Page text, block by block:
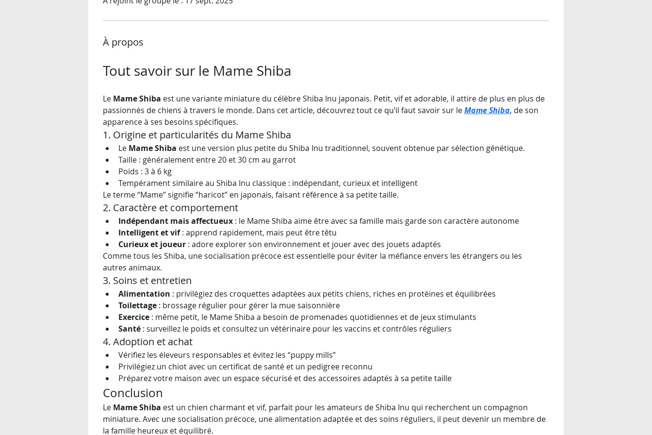
À propos
Tout savoir sur le Mame Shiba
Le Mame Shiba est une variante miniature du célèbre Shiba Inu japonais. Petit, vif et adorable, il attire de plus en plus de
passionnés de chiens à travers le monde. Dans cet article, découvrez tout ce qu’il faut savoir sur le Mame Shiba, de son
apparence à ses besoins spécifiques.
1. Origine et particularités du Mame Shiba
Le Mame Shiba est une version plus petite du Shiba Inu traditionnel, souvent obtenue par sélection génétique.
Taille : généralement entre 20 et 30 cm au garrot
Poids : 3 à 6 kg
Tempérament similaire au Shiba Inu classique : indépendant, curieux et intelligent
Le terme “Mame” signifie “haricot” en japonais, faisant référence à sa petite taille.
2. Caractère et comportement
Indépendant mais affectueux : le Mame Shiba aime être avec sa famille mais garde son caractère autonome
Intelligent et vif : apprend rapidement, mais peut être têtu
Curieux et joueur : adore explorer son environnement et jouer avec des jouets adaptés
Comme tous les Shiba, une socialisation précoce est essentielle pour éviter la méfiance envers les étrangers ou les
autres animaux.
3. Soins et entretien
Alimentation : privilégiez des croquettes adaptées aux petits chiens, riches en protéines et équilibrées
Toilettage : brossage régulier pour gérer la mue saisonnière
Exercice : même petit, le Mame Shiba a besoin de promenades quotidiennes et de jeux stimulants
Santé : surveillez le poids et consultez un vétérinaire pour les vaccins et contrôles réguliers
4. Adoption et achat
Vérifiez les éleveurs responsables et évitez les “puppy mills”
Privilégiez un chiot avec un certificat de santé et un pedigree reconnu
Préparez votre maison avec un espace sécurisé et des accessoires adaptés à sa petite taille
Conclusion
Le Mame Shiba est un chien charmant et vif, parfait pour les amateurs de Shiba Inu qui recherchent un compagnon
miniature. Avec une socialisation précoce, une alimentation adaptée et des soins réguliers, il peut devenir un membre de
la famille heureux et équilibré.